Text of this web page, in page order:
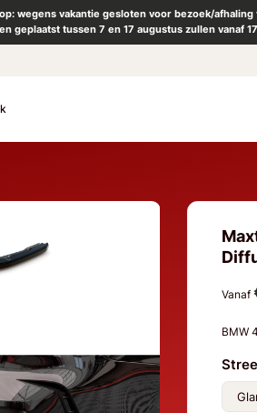
wegens vakantie gesloten voor bezoek/afhaling
geplaatst tussen 7 en 17 augustus zullen vanaf
Vanaf
BMW